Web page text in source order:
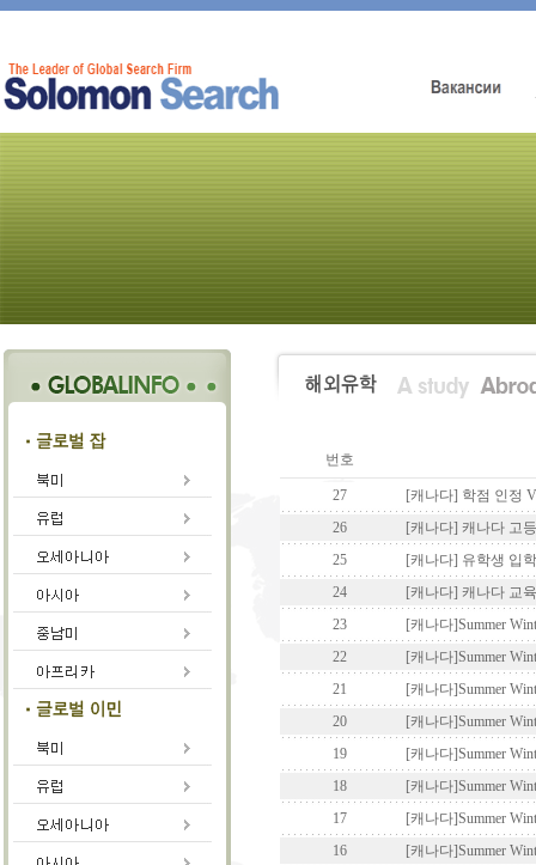
번호
27
[캐나다] 학점 인정
26
[캐나다] 캐나다 고
25
[캐나다] 유학생 입
24
[캐나다] 캐나다 교
23
[캐나다]Summer
22
[캐나다]Summer
21
[캐나다]Summer
20
[캐나다]Summer
19
[캐나다]Summer
18
[캐나다]Summer
17
[캐나다]Summer
16
[캐나다]Summer